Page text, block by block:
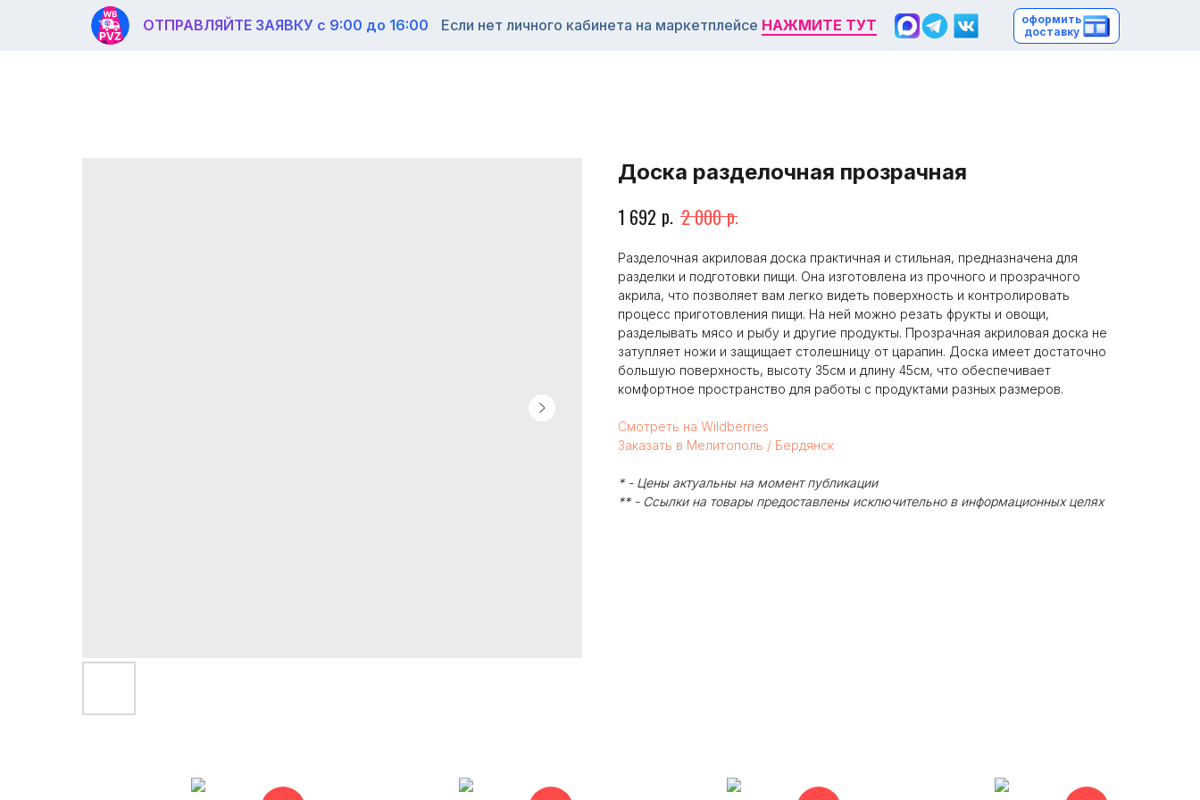
Если нет личного кабинета на маркетплейсе НАЖМИТЕ ТУТ
ОТПРАВЛЯЙТЕ ЗАЯВКУ с 9:00 до 16:00
оформить
доставку
НАЖМИТЕ ТУТ
оформить
доставку
Доска разделочная прозрачная
1 692 р. 2 000 р.
Разделочная акриловая доска практичная и стильная, предназначена для
разделки и подготовки пищи. Она изготовлена из прочного и прозрачного
акрила, что позволяет вам легко видеть поверхность и контролировать
процесс приготовления пищи. На ней можно резать фрукты и овощи,
разделывать мясо и рыбу и другие продукты. Прозрачная акриловая доска не
затупляет ножи и защищает столешницу от царапин. Доска имеет достаточно
большую поверхность, высоту 35см и длину 45см, что обеспечивает
комфортное пространство для работы с продуктами разных размеров.
Смотреть на Wildberries
Заказать в Мелитополь / Бердянск
* - Цены актуальны на момент публикации
** - Ссылки на товары предоставлены исключительно в информационных целях